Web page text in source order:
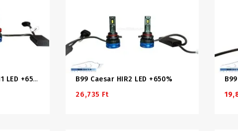
B99 Caesar H8/H9/H11 LED +650%
B99 Caesar HIR2 LED +650%
26,735 Ft